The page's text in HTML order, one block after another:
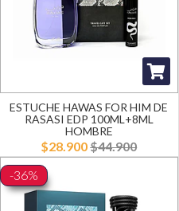
ESTUCHE HAWAS FOR HIM DE
RASASI EDP 100ML+8ML
HOMBRE
$28.900$44.900
-36%